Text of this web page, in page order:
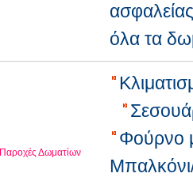
όλα τα
Παροχές Δωματίων
Φούρνο